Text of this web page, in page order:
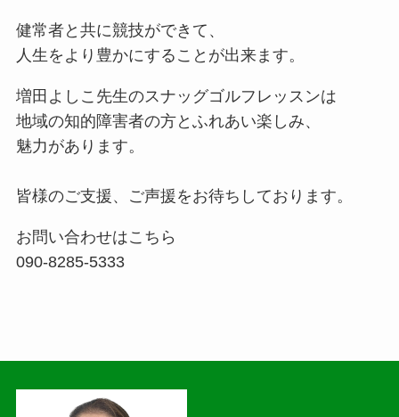
健常者と共に競技ができて、
人生をより豊かにすることが出来ます。
増田よしこ先生のスナッグゴルフレッスンは
地域の知的障害者の方とふれあい楽しみ、
魅力があります。
皆様のご支援、ご声援をお待ちしております。
お問い合わせはこちら
090-8285-5333